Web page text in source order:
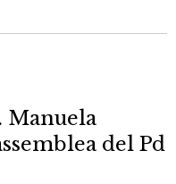
Manuela
del Pd